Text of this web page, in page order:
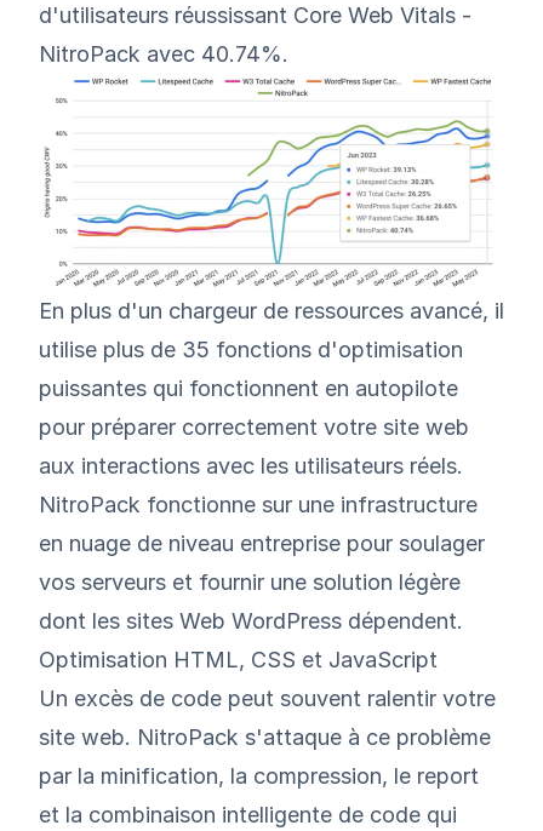
d'utilisateurs réussissant Core Web Vitals -
NitroPack avec 40.74%.
En plus d'un chargeur de ressources avancé, il
utilise plus de 35 fonctions d'optimisation
puissantes qui fonctionnent en autopilote
pour préparer correctement votre site web
aux interactions avec les utilisateurs réels.
NitroPack fonctionne sur une infrastructure
en nuage de niveau entreprise pour soulager
vos serveurs et fournir une solution légère
dont les sites Web WordPress dépendent.
Optimisation HTML, CSS et JavaScript
Un excès de code peut souvent ralentir votre
site web. NitroPack s'attaque à ce problème
par la minification, la compression, le report
et la combinaison intelligente de code qui